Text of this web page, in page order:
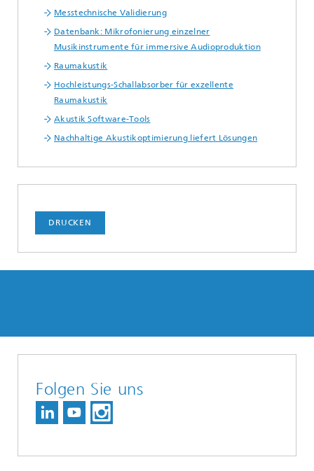
Messtechnische Validierung
Datenbank: Mikrofonierung einzelner
Musikinstrumente für immersive Audioproduktion
Raumakustik
Hochleistungs-Schallabsorber für exzellente
Raumakustik
Akustik Software-Tools
Nachhaltige Akustikoptimierung liefert Lösungen
DRUCKEN
Folgen Sie uns